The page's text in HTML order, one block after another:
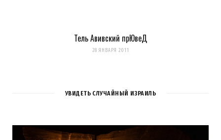
Тель Авивский прЮвеД
28 ЯНВАРЯ 2011
УВИДЕТЬ СЛУЧАЙНЫЙ ИЗРАИЛЬ